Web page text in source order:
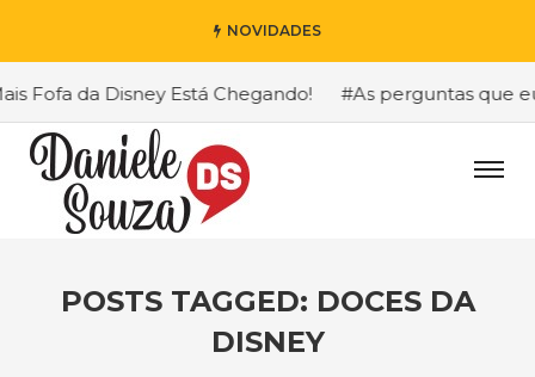
NOVIDADES
da Disney Está Chegando! #As perguntas que eu
POSTS TAGGED: DOCES DA
DISNEY